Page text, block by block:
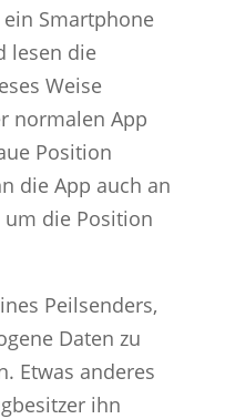
Smartphone
lesen die
Weise
normalen App
Position
die App auch an
um die Position
Peilsenders,
Daten zu
Etwas anderes
ihn